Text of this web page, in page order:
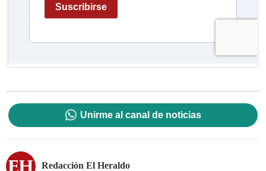
Unirme al canal de noticias
Redacción El Heraldo